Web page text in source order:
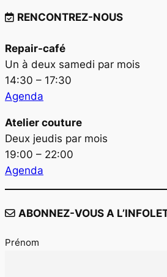
RENCONTREZ-NOUS
Repair-café
Un à deux samedi par mois
14:30 – 17:30
Agenda
Atelier couture
Deux jeudis par mois
19:00 – 22:00
Agenda
ABONNEZ-VOUS A
Prénom